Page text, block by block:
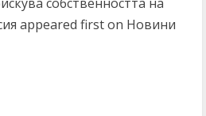
appeared first on Новини